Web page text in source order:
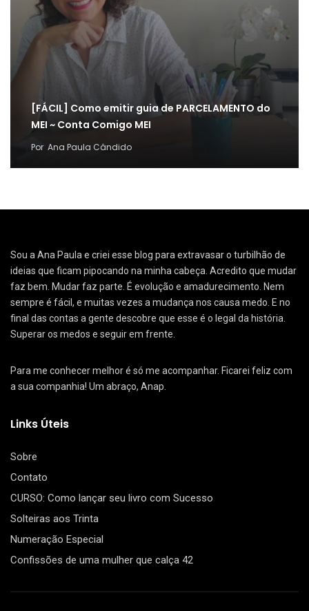
[FÁCIL] Como emitir guia de PARCELAMENTO do
MEI ~ Conta Comigo MEI
Por Ana Paula Cândido
Sou a Ana Paula e criei esse blog para extravasar o turbilhão de
ideias que ficam pipocando na minha cabeça. Acredito que mudar
faz bem. Mudar faz parte. É evolução e amadurecimento. Nem
sempre é fácil, e muitas vezes a mudança nos causa medo. E no
final das contas a gente descobre que esse é o legal da história.
Superar os medos e seguir em frente.
Para me conhecer melhor é só me acompanhar. Ficarei feliz com
a sua companhia! Um abraço, Anap.
Links Úteis
Sobre
Contato
CURSO: Como lançar seu livro com Sucesso
Solteiras aos Trinta
Numeração Especial
Confissões de uma mulher que calça 42